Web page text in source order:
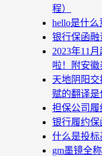
程）
hello是什
银行保函融
2023年11
啦！附安徽
天地阴阳
赋的翻译是
担保公司履
银行履约保
什么是投标
gm墨镜全